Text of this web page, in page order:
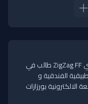
محمد بالنعيم كاتب تقني في فري ZigZag FF طالب في
الفندقية و
بورزازات